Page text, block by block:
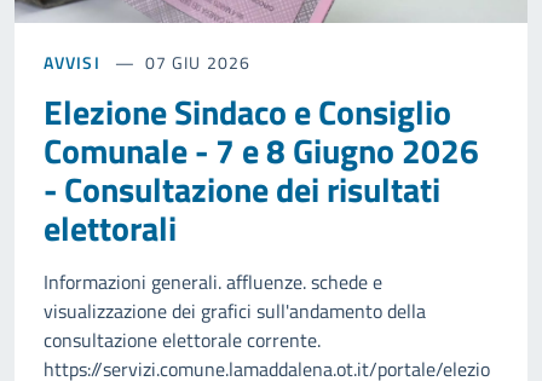
AVVISI 07 GIU 2026
Elezione Sindaco e Consiglio
Comunale - 7 e 8 Giugno 2026
- Consultazione dei risultati
elettorali
Informazioni generali. affluenze. schede e
visualizzazione dei grafici sull'andamento della
consultazione elettorale corrente.
https://servizi.comune.lamaddalena.ot.it/portale/elezio